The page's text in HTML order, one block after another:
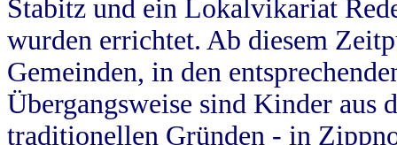
Stabitz und ein Lokalvikariat
wurden errichtet. Ab diesem
Gemeinden, in den
Übergangsweise sind Kinder aus
traditionellen Gründen - in